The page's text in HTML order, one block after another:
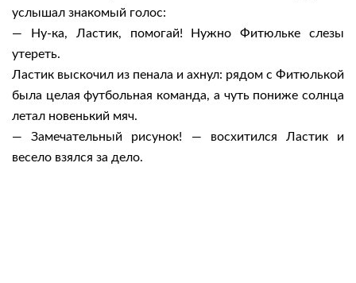
услышал знакомый голос:
— Ну-ка, Ластик, помогай! Нужно Фитюльке слезы
утереть.
Ластик выскочил из пенала и ахнул: рядом с Фитюлькой
была целая футбольная команда, а чуть пониже солнца
летал новенький мяч.
— Замечательный рисунок! — восхитился Ластик и
весело взялся за дело.